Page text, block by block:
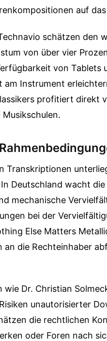
auf
schätzen den
von über vier
von Tablets
am Instrument
profitiert direkt
Transkriptionen
Deutschland wacht
mechanische
bei der
Else Matters
an die Rechteinhaber
wie Dr. Christian
unautorisierter
die rechtlichen
oder Foren nach